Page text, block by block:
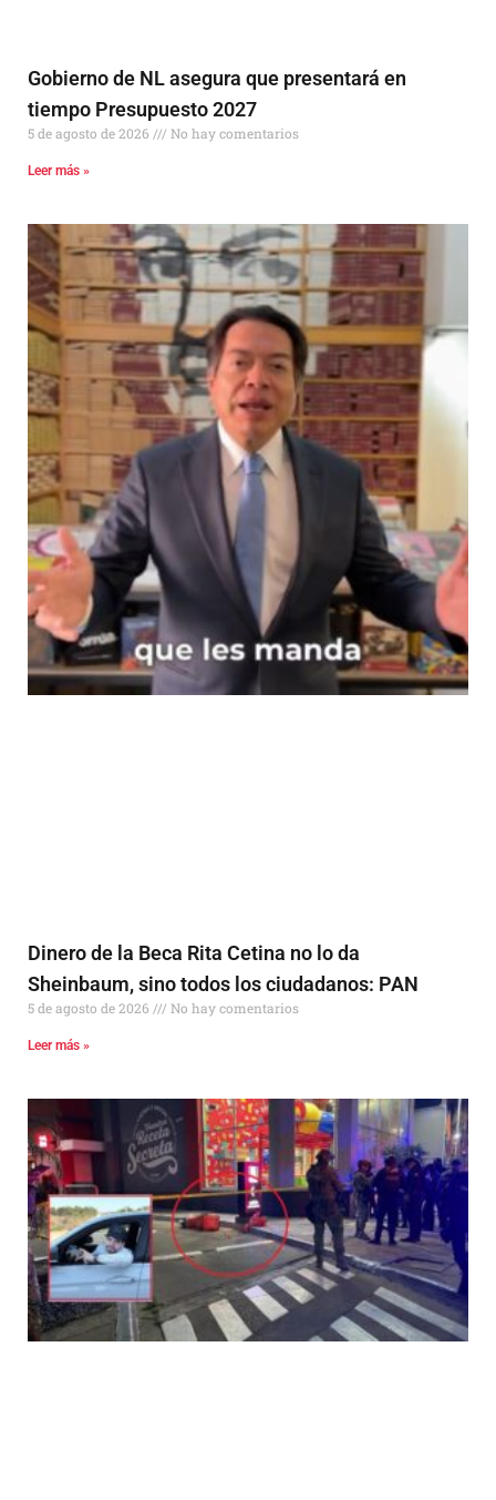
Gobierno de NL asegura que presentará en
tiempo Presupuesto 2027
5 de agosto de 2026 No hay comentarios
Leer más »
Dinero de la Beca Rita Cetina no lo da
Sheinbaum, sino todos los ciudadanos: PAN
5 de agosto de 2026 No hay comentarios
Leer más »